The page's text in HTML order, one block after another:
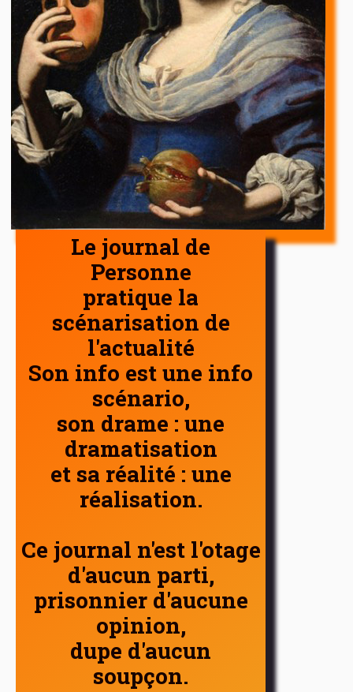
Le journal de
Personne
pratique la
scénarisation de
l'actualité
Son info est une info
scénario,
son drame : une
dramatisation
et sa réalité : une
réalisation.
Ce journal n'est l'otage
d'aucun parti,
prisonnier d'aucune
opinion,
dupe d'aucun
soupçon.